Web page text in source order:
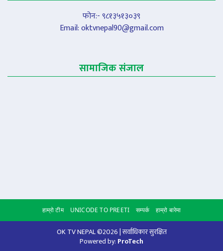
फोन:- ९८१३५१३०३९
Email:oktvnepal90@gmail.com
सामाजिक संजाल
हाम्रो टीम UNICODE TO PREETI सम्पर्क हाम्रो बारेमा
OK TV NEPAL ©2026 | सर्वाधिकार सुरक्षित
Powered by: ProTech